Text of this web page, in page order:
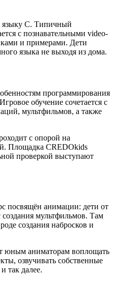
языку C. Типичный
с познавательными video-
и примерами. Дети
языка не выходя из дома.
программирования
обучение сочетается с
мультфильмов, а также
с опорой на
Площадка CREDOkids
проверкой выступают
посвящён анимации: дети от
мультфильмов. Там
создания набросков и
юным аниматорам воплощать
озвучивать собственные
так далее.